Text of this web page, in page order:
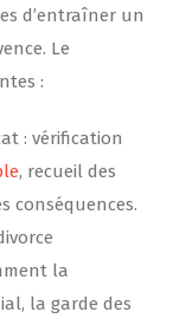
d’entraîner un
Le
:
: vérification
, recueil des
conséquences.
la
la garde des